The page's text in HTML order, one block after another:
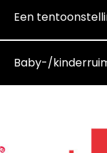
Een
Baby-/